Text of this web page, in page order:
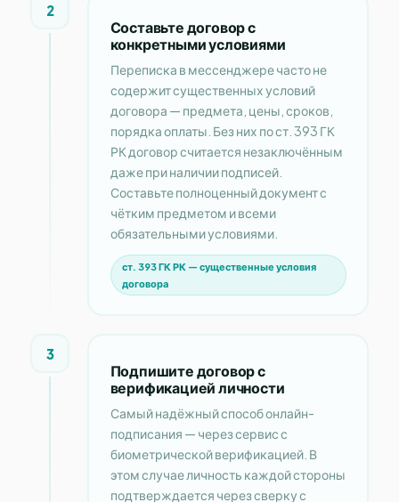
2
Составьте договор с
конкретными условиями
Переписка в мессенджере часто не
содержит существенных условий
договора — предмета, цены, сроков,
порядка оплаты. Без них по ст. 393 ГК
РК договор считается незаключённым
даже при наличии подписей.
Составьте полноценный документ с
чётким предметом и всеми
обязательными условиями.
ст. 393 ГК РК — существенные условия
договора
3
Подпишите договор с
верификацией личности
Самый надёжный способ онлайн-
подписания — через сервис с
биометрической верификацией. В
этом случае личность каждой стороны
подтверждается через сверку с